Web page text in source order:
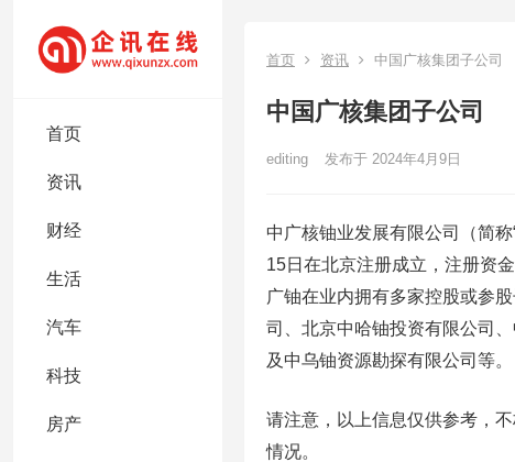
首页
资讯
财经
生活
汽车
科技
房产
首页 资讯 中国广核集团子公司
中国广核集团子公司
editing 发布于 2024年4月9日
中广核铀业发展有限公司（简
15日在北京注册成立，注册资
广铀在业内拥有多家控股或参
司、北京中哈铀投资有限公司
及中乌铀资源勘探有限公司等。
请注意，以上信息仅供参考，
情况。